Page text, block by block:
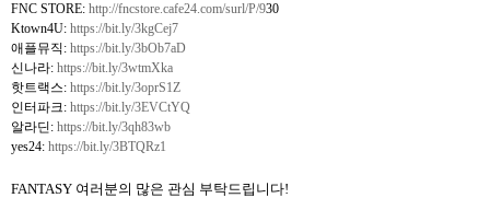
FNC STORE: http://fncstore.cafe24.com/surl/P/930
Ktown4U: https://bit.ly/3kgCej7
애플뮤직: https://bit.ly/3bOb7aD
신나라: https://bit.ly/3wtmXka
핫트랙스: https://bit.ly/3oprS1Z
인터파크: https://bit.ly/3EVCtYQ
알라딘: https://bit.ly/3qh83wb
yes24: https://bit.ly/3BTQRz1
FANTASY 여러분의 많은 관심 부탁드립니다!